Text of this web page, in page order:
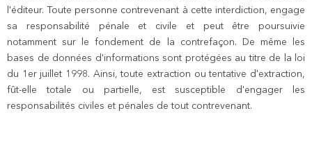
l'éditeur. Toute personne contrevenant à cette interdiction, engage
sa responsabilité pénale et civile et peut être poursuivie
notamment sur le fondement de la contrefaçon. De même les
bases de données d'informations sont protégées au titre de la loi
du 1er juillet 1998. Ainsi, toute extraction ou tentative d'extraction,
fût-elle totale ou partielle, est susceptible d'engager les
responsabilités civiles et pénales de tout contrevenant.